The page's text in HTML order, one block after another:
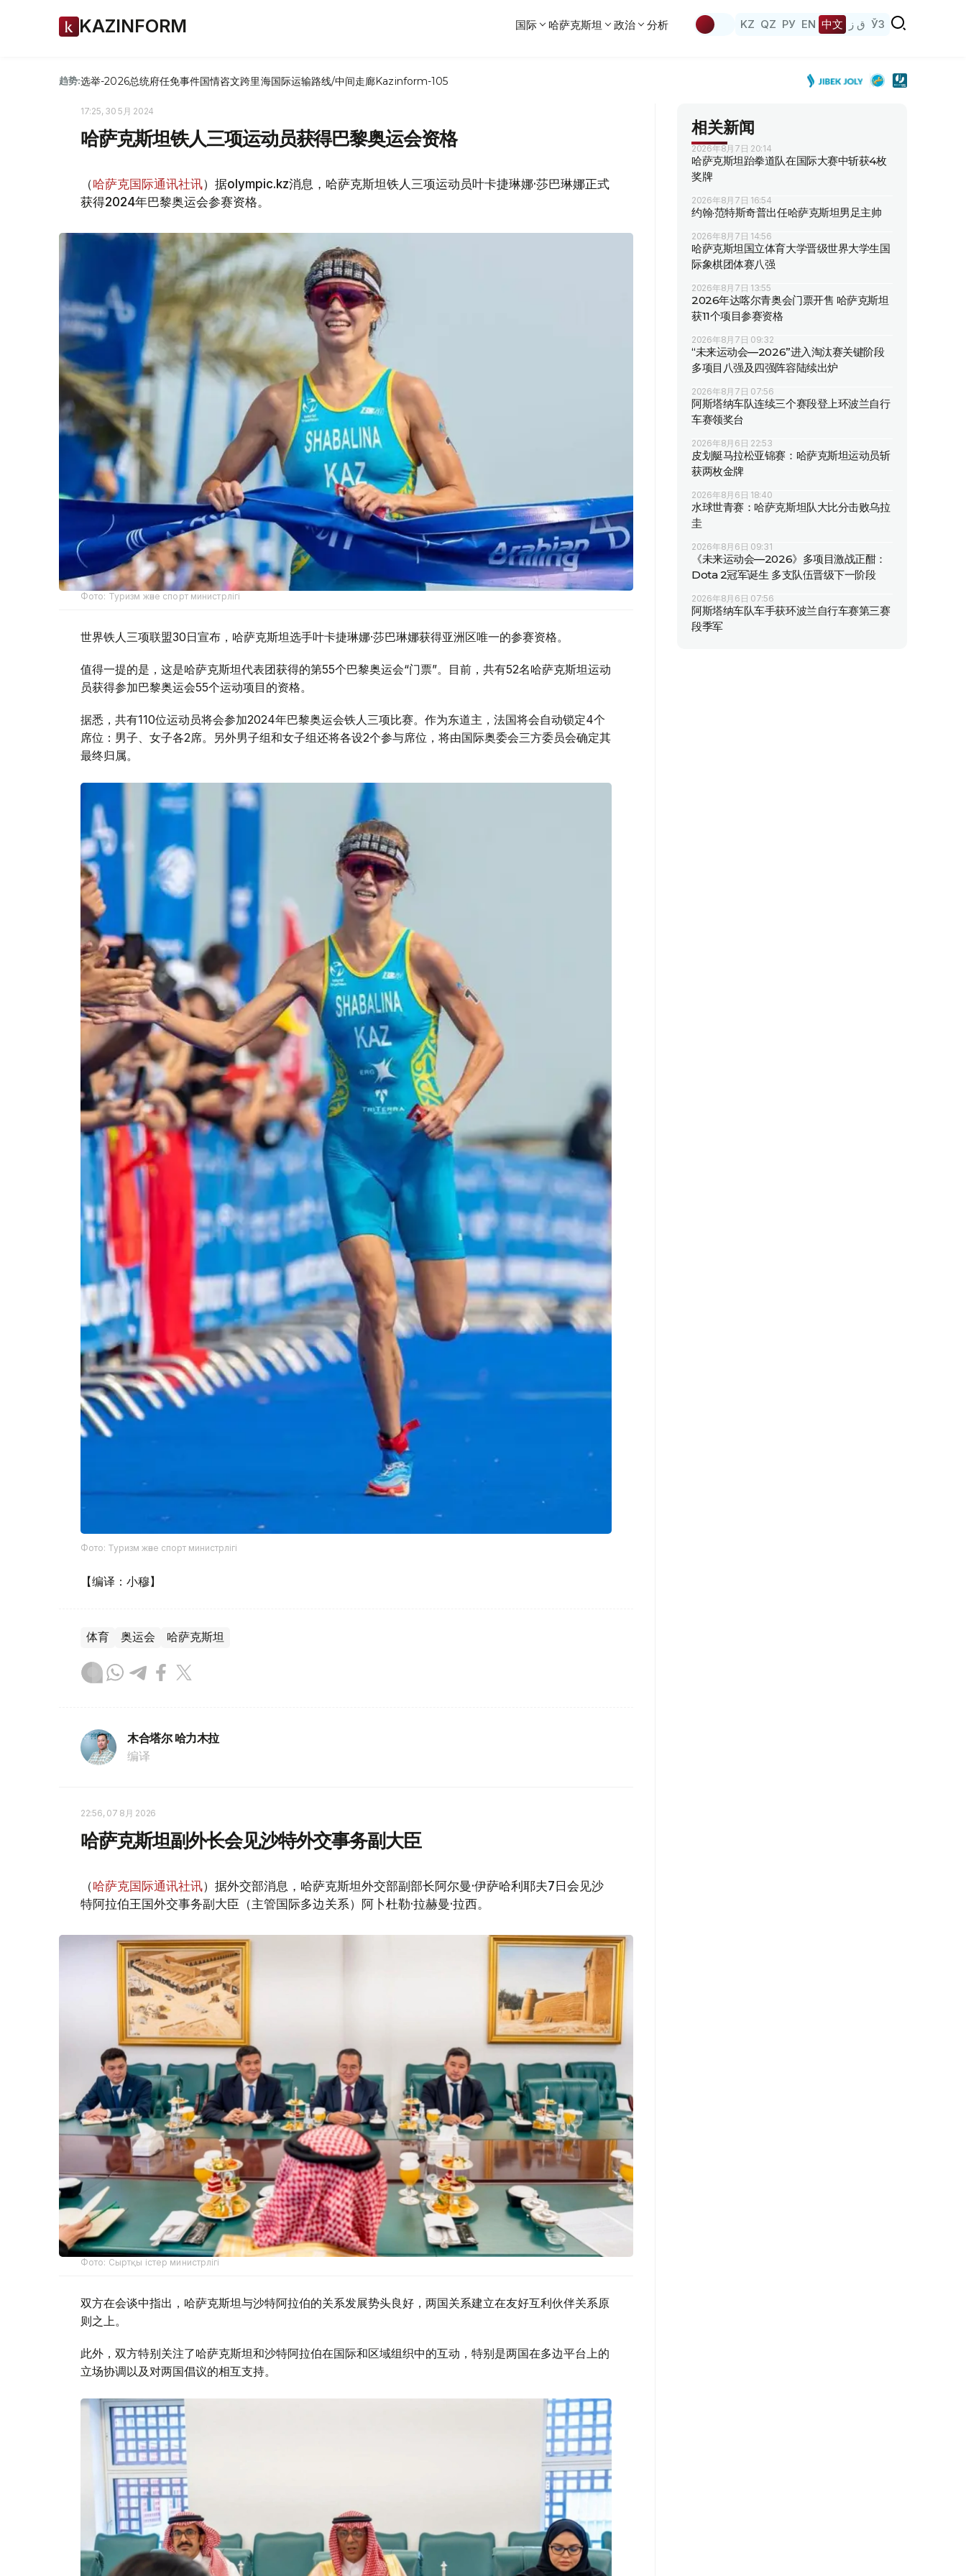
KAZINFORM 国际 哈萨克斯坦 政治 分析 KZ QZ РУ EN 中文 ق ز ЎЗ
趋势:选举-2026总统府任免事件国情咨文跨里海国际运输路线/中间走廊Kazinform-105
17:25, 30 5月 2024
哈萨克斯坦铁人三项运动员获得巴黎奥运会资格
（哈萨克国际通讯社讯）据olympic.kz消息，哈萨克斯坦铁人三项运动员叶卡捷琳娜·莎巴琳娜正式
获得2024年巴黎奥运会参赛资格。
Фото: Туризм және спорт министрлігі
世界铁人三项联盟30日宣布，哈萨克斯坦选手叶卡捷琳娜·莎巴琳娜获得亚洲区唯一的参赛资格。
值得一提的是，这是哈萨克斯坦代表团获得的第55个巴黎奥运会“门票”。目前，共有52名哈萨克斯坦运动
员获得参加巴黎奥运会55个运动项目的资格。
据悉，共有110位运动员将会参加2024年巴黎奥运会铁人三项比赛。作为东道主，法国将会自动锁定4个
席位：男子、女子各2席。另外男子组和女子组还将各设2个参与席位，将由国际奥委会三方委员会确定其
最终归属。
Фото: Туризм және спорт министрлігі
【编译：小穆】
体育 奥运会 哈萨克斯坦
木合塔尔 哈力木拉
编译
22:56, 07 8月 2026
哈萨克斯坦副外长会见沙特外交事务副大臣
（哈萨克国际通讯社讯）据外交部消息，哈萨克斯坦外交部副部长阿尔曼·伊萨哈利耶夫7日会见沙
特阿拉伯王国外交事务副大臣（主管国际多边关系）阿卜杜勒·拉赫曼·拉西。
Фото: Сыртқы істер министрлігі
双方在会谈中指出，哈萨克斯坦与沙特阿拉伯的关系发展势头良好，两国关系建立在友好互利伙伴关系原
则之上。
此外，双方特别关注了哈萨克斯坦和沙特阿拉伯在国际和区域组织中的互动，特别是两国在多边平台上的
立场协调以及对两国倡议的相互支持。
相关新闻
2026年8月7日 20:14
哈萨克斯坦跆拳道队在国际大赛中斩获4枚
奖牌
2026年8月7日 16:54
约翰·范特斯奇普出任哈萨克斯坦男足主帅
2026年8月7日 14:56
哈萨克斯坦国立体育大学晋级世界大学生国
际象棋团体赛八强
2026年8月7日 13:55
2026年达喀尔青奥会门票开售 哈萨克斯坦
获11个项目参赛资格
2026年8月7日 09:32
“未来运动会—2026”进入淘汰赛关键阶段
多项目八强及四强阵容陆续出炉
2026年8月7日 07:56
阿斯塔纳车队连续三个赛段登上环波兰自行
车赛领奖台
2026年8月6日 22:53
皮划艇马拉松亚锦赛：哈萨克斯坦运动员斩
获两枚金牌
2026年8月6日 18:40
水球世青赛：哈萨克斯坦队大比分击败乌拉
圭
2026年8月6日 09:31
《未来运动会—2026》多项目激战正酣：
Dota 2冠军诞生 多支队伍晋级下一阶段
2026年8月6日 07:56
阿斯塔纳车队车手获环波兰自行车赛第三赛
段季军